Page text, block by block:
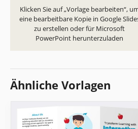
Klicken Sie auf „Vorlage bearbeiten“,
eine bearbeitbare Kopie in Google
zu erstellen oder für Microsoft
PowerPoint herunterzuladen
Ähnliche Vorlagen